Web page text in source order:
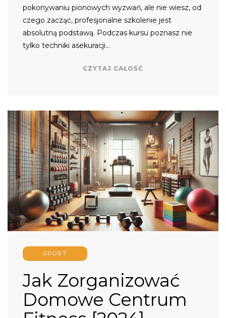
pokonywaniu pionowych wyzwań, ale nie wiesz, od
czego zacząć, profesjonalne szkolenie jest
absolutną podstawą. Podczas kursu poznasz nie
tylko techniki asekuracji…
CZYTAJ CAŁOŚĆ
SPORT
Jak Zorganizować
Domowe Centrum